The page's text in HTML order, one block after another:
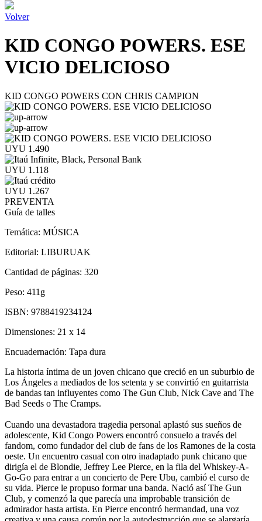
Volver
KID CONGO POWERS. ESE
VICIO DELICIOSO
KID CONGO POWERS CON CHRIS CAMPION
UYU 1.490
UYU 1.118
UYU 1.267
PREVENTA
Guía de talles
Temática: MÚSICA
Editorial: LIBURUAK
Cantidad de páginas: 320
Peso: 411g
ISBN: 9788419234124
Dimensiones: 21 x 14
Encuadernación: Tapa dura
La historia íntima de un joven chicano que creció en un suburbio de
Los Ángeles a mediados de los setenta y se convirtió en guitarrista
de bandas tan influyentes como The Gun Club, Nick Cave and The
Bad Seeds o The Cramps.
Cuando una devastadora tragedia personal aplastó sus sueños de
adolescente, Kid Congo Powers encontró consuelo a través del
fandom, como fundador del club de fans de los Ramones de la costa
oeste. Un encuentro casual con otro inadaptado punk chicano que
dirigía el de Blondie, Jeffrey Lee Pierce, en la fila del Whiskey-A-
Go-Go para entrar a un concierto de Pere Ubu, cambió el curso de
su vida. Pierce le propuso formar una banda. Nació así The Gun
Club, y comenzó la que parecía una improbable transición de
admirador hasta artista. En Pierce encontró hermandad, una voz